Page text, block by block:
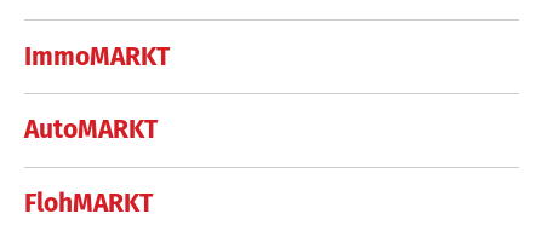
ImmoMARKT
AutoMARKT
FlohMARKT